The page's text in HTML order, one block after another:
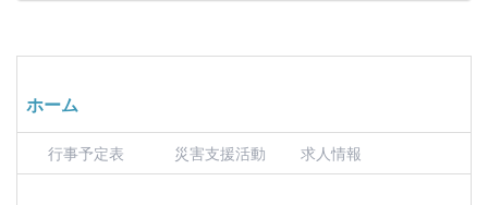
ホーム
行事予定表 災害支援活動 求人情報